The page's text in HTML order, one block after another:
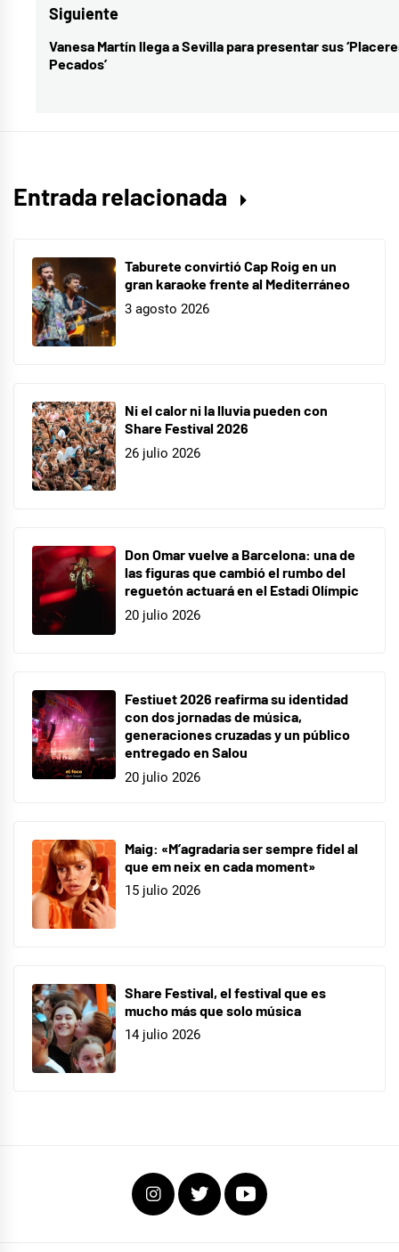
festivales,
antillano
entradas
anterior:
Siguiente
Entrada
siguiente:
Vanesa Martín llega a Sevilla para presentar sus
Pecados’
Entrada relacionada
Taburete convirtió Cap Roig en un
gran karaoke frente al Mediterráneo
3 agosto 2026
Ni el calor ni la lluvia pueden con
Share Festival 2026
26 julio 2026
Don Omar vuelve a Barcelona: una de
las figuras que cambió el rumbo del
reguetón actuará en el Estadi Olímpic
20 julio 2026
Festiuet 2026 reafirma su identidad
con dos jornadas de música,
generaciones cruzadas y un público
entregado en Salou
20 julio 2026
Maig: «M’agradaria ser sempre fidel al
que em neix en cada moment»
15 julio 2026
Share Festival, el festival que es
mucho más que solo música
14 julio 2026
InstagramTwitterYoutube